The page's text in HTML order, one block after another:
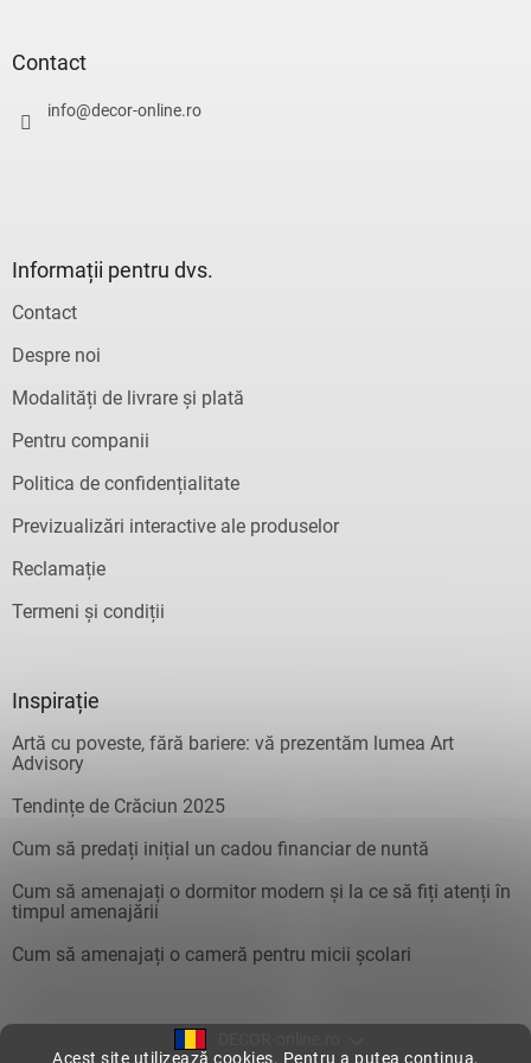
Acest site utilizează cookies. Pentru a putea continua,
Contact
info@decor-online.ro
Informații pentru dvs.
Contact
Despre noi
Modalități de livrare și plată
Pentru companii
Politica de confidențialitate
Previzualizări interactive ale produselor
Reclamație
Termeni și condiții
Inspirație
Artă cu poveste, fără bariere: vă prezentăm lumea Art
Advisory
Tendințe de Crăciun 2025
Cum să predați inițial un cadou financiar de nuntă
Cum să amenajați o dormitor modern și la ce să fiți atenți în
timpul amenajării
Cum să amenajați o cameră pentru micii școlari